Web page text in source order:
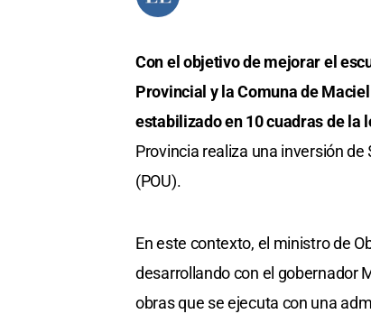
Con el objetivo de mejorar el
Provincial y la Comuna de
estabilizado en 10 cuadras de la
Provincia realiza una inversión
(POU).
En este contexto, el ministro de
desarrollando con el gobernador
obras que se ejecuta con una